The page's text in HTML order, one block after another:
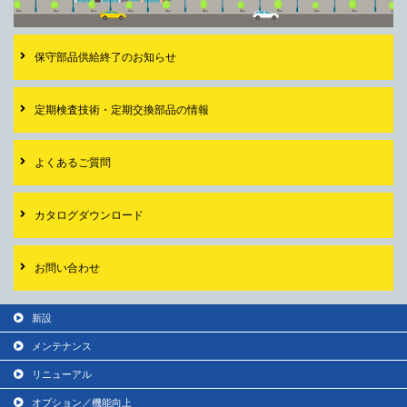
保守部品供給終了のお知らせ
定期検査技術・ 定期交換部品の情報
よくあるご質問
カタログダウンロード
お問い合わせ
新設
メンテナンス
リニューアル
オプション／機能向上